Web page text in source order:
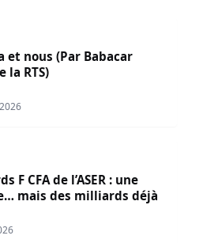
avoir tenté de brûler vive son
(Par Babacar DIAGNE,
nous (Par Babacar
la RTS)
dans les filets de la
CFA de l’ASER : une
CFA de l’ASER : une
mais des milliards déjà